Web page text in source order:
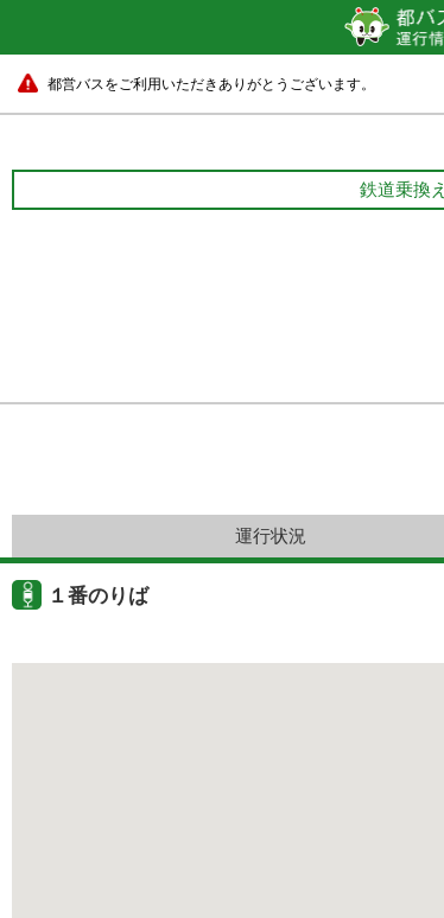
都営バスをご利用いただきありがとうございます。
鉄道乗換え
運行状況
１番のりば